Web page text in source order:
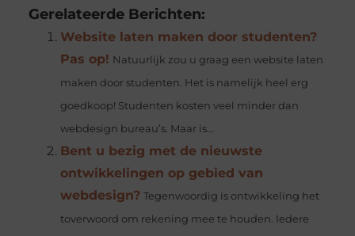
Gerelateerde Berichten:
Website laten maken door studenten?
Pas op! Natuurlijk zou u graag een website laten
maken door studenten. Het is namelijk heel erg
goedkoop! Studenten kosten veel minder dan
webdesign bureau’s. Maar is...
Bent u bezig met de nieuwste
ontwikkelingen op gebied van
webdesign? Tegenwoordig is ontwikkeling het
toverwoord om rekening mee te houden. Iedere